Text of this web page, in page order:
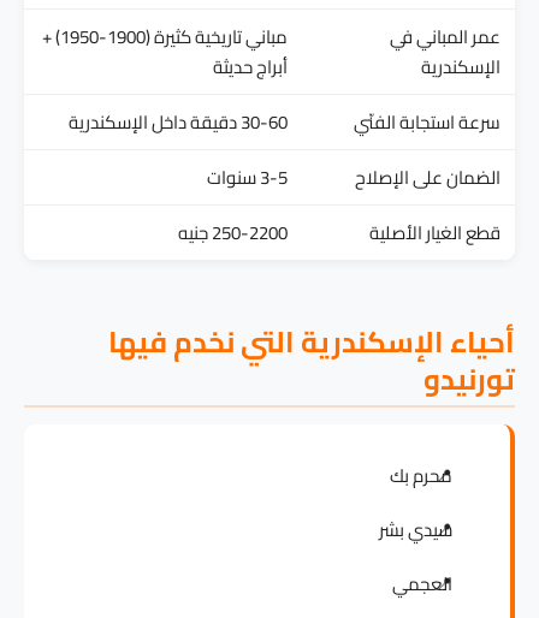
عمر المباني في
الإسكندرية
مباني تاريخية كثيرة (1900-1950) +
أبراج حديثة
سرعة استجابة الفنّي
30-60 دقيقة داخل الإسكندرية
الضمان على الإصلاح
3-5 سنوات
قطع الغيار الأصلية
250-2200 جنيه
أحياء الإسكندرية التي نخدم فيها
تورنيدو
محرم بك
سيدي بشر
العجمي